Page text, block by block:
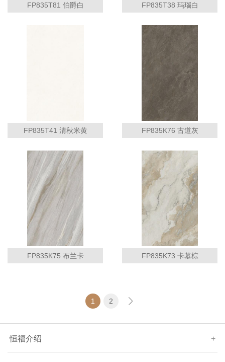
FP835T81 伯爵白 FP835T38 玛瑙白
FP835T41 清秋米黄 FP835K76 古道灰
FP835K75 布兰卡 FP835K73 卡慕棕
1 2
恒福介绍 +